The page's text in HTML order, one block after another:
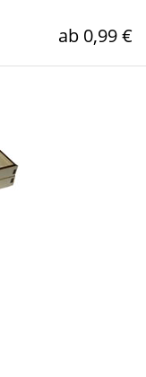
ab 0,99 €